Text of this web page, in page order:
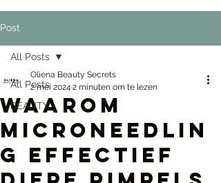
Post
All Posts
BEAUTY
All Posts
Waarom
Microneedlin
g Effectief
Oliena Beauty Secrets
2 mei 2024 2 minuten om te lezen